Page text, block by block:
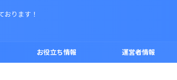
おります！
お役立ち情報 運営者情報